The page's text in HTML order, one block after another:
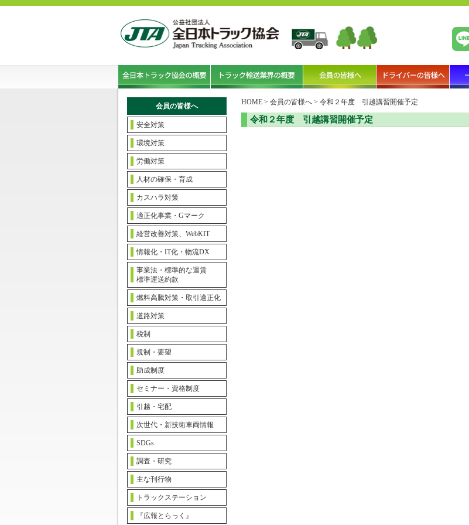
会員の皆様へ
安全対策
環境対策
労働対策
人材の確保・育成
カスハラ対策
適正化事業・Gマーク
経営改善対策、WebKIT
情報化・IT化・物流DX
事業法・標準的な運賃
標準運送約款
燃料高騰対策・取引適正化
道路対策
税制
規制・要望
助成制度
セミナー・資格制度
引越・宅配
次世代・新技術車両情報
SDGs
調査・研究
主な刊行物
トラックステーション
『広報とらっく』
HOME > 会員の皆様へ > 令和２年度 引越講習開催予定
令和２年度 引越講習開催予定